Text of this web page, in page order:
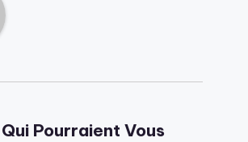
Pourraient Vous